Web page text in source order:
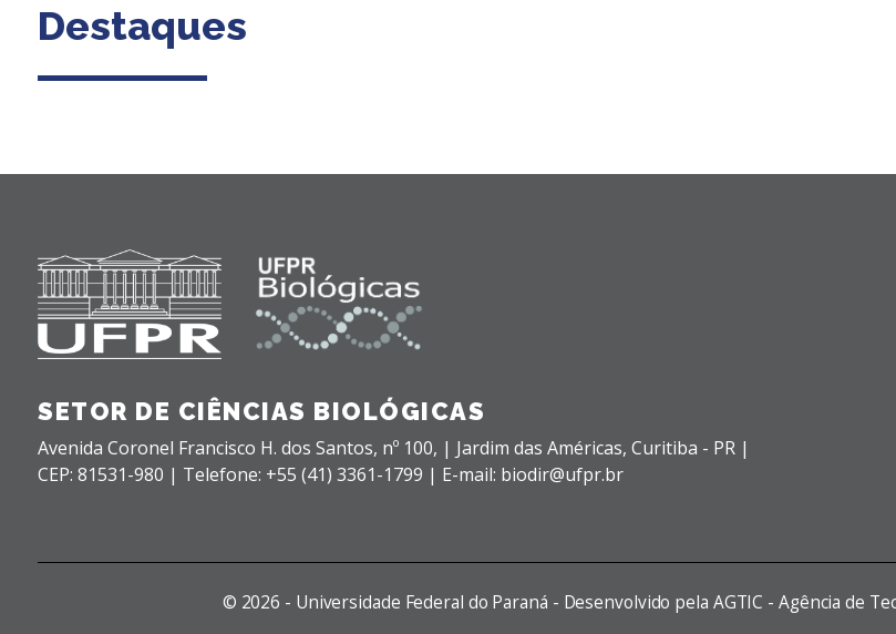
Destaques
SETOR DE CIÊNCIAS BIOLÓGICAS
Avenida Coronel Francisco H. dos Santos, nº 100, | Jardim das Américas, Curitiba - PR |
CEP: 81531-980 | Telefone: +55 (41) 3361-1799 | E-mail: biodir@ufpr.br
© 2026 - Universidade Federal do Paraná - Desenvolvido pela AGTIC - Agência de